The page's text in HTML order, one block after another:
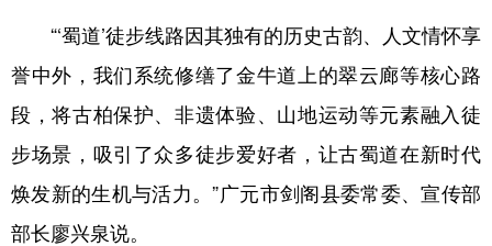
“‘蜀道’徒步线路因其独有的历史古韵、人文情怀享
誉中外，我们系统修缮了金牛道上的翠云廊等核心路
段，将古柏保护、非遗体验、山地运动等元素融入徒
步场景，吸引了众多徒步爱好者，让古蜀道在新时代
焕发新的生机与活力。”广元市剑阁县委常委、宣传部
部长廖兴泉说。